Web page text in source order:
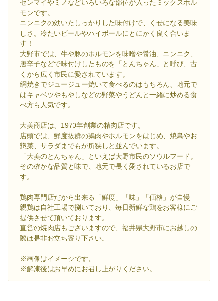
センマイやミノなどいろいろな部位が入ったミックスホル
モンです。
ニンニクの効いたしっかりした味付けで、くせになる美味
しさ。冷たいビールやハイボールにとにかく良く合いま
す！
大野市では、牛や豚のホルモンを味噌や醤油、ニンニク、
唐辛子などで味付けしたものを「とんちゃん」と呼び、古
くから広く市民に愛されています。
網焼きでジュージュー焼いて食べるのはもちろん、地元で
はキャベツやもやしなどの野菜やうどんと一緒に炒める食
べ方も人気です。
大美商店は、1970年創業の精肉店です。
店頭では、鮮度抜群の鶏肉やホルモンをはじめ、焼鳥やお
惣菜、サラダまでもが所狭しと並んでいます。
「大美のとんちゃん」といえば大野市民のソウルフード。
その確かな品質と味で、地元で長く愛されているお店で
す。
鶏肉専門店だから出来る「鮮度」「味」「価格」が自慢
親鶏は自社工場で捌いており、毎日新鮮な鶏をお客様にご
提供させて頂いております。
直営の焼肉店もございますので、福井県大野市にお越しの
際は是非お立ち寄り下さい。
※画像はイメージです。
※解凍後はお早めにお召し上がりください。